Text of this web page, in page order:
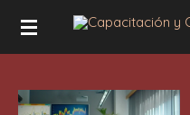
principal